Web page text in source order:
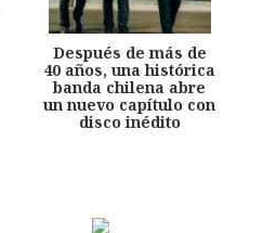
Después de más de
40 años, una histórica
banda chilena abre
un nuevo capítulo con
disco inédito